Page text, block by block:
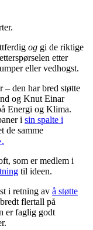
og gi de riktige
etter
eller vedhogst.
– den har bred støtte
og Knut Einar
Energi og Klima.
i sin spalte i
de samme
som er medlem i
til ideen.
i retning av å støtte
flertall på
er faglig godt